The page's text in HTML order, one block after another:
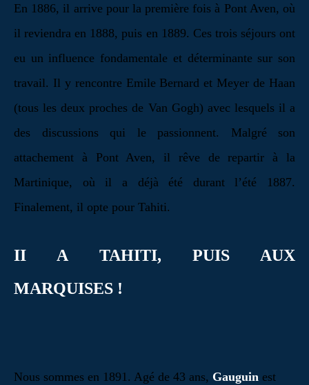
En 1886, il arrive pour la première fois à Pont Aven, où
il reviendra en 1888, puis en 1889. Ces trois séjours ont
eu un influence fondamentale et déterminante sur son
travail. Il y rencontre Emile Bernard et Meyer de Haan
(tous les deux proches de Van Gogh) avec lesquels il a
des discussions qui le passionnent. Malgré son
attachement à Pont Aven, il rêve de repartir à la
Martinique, où il a déjà été durant l’été 1887.
Finalement, il opte pour Tahiti.
II A TAHITI, PUIS AUX
MARQUISES !
Nous sommes en 1891. Agé de 43 ans, Gauguin est